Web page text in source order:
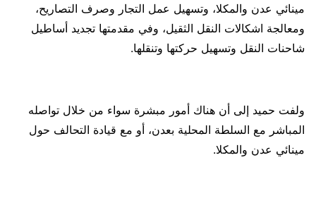
مينائي عدن والمكلا، وتسهيل عمل التجار وصرف التصاريح،
ومعالجة اشكالات النقل الثقيل، وفي مقدمتها تجديد أساطيل
شاحنات النقل وتسهيل حركتها وتنقلها.
ولفت حميد إلى أن هناك أمور مبشرة سواء من خلال تواصله
المباشر مع السلطة المحلية بعدن، أو مع قيادة التحالف حول
مينائي عدن والمكلا.